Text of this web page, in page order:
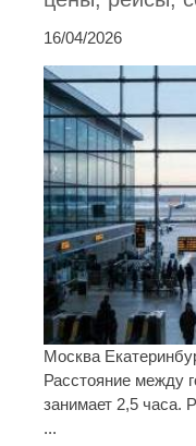
16/04/2026
Москва
Расстояние между
занимает 2,5 часа.
...